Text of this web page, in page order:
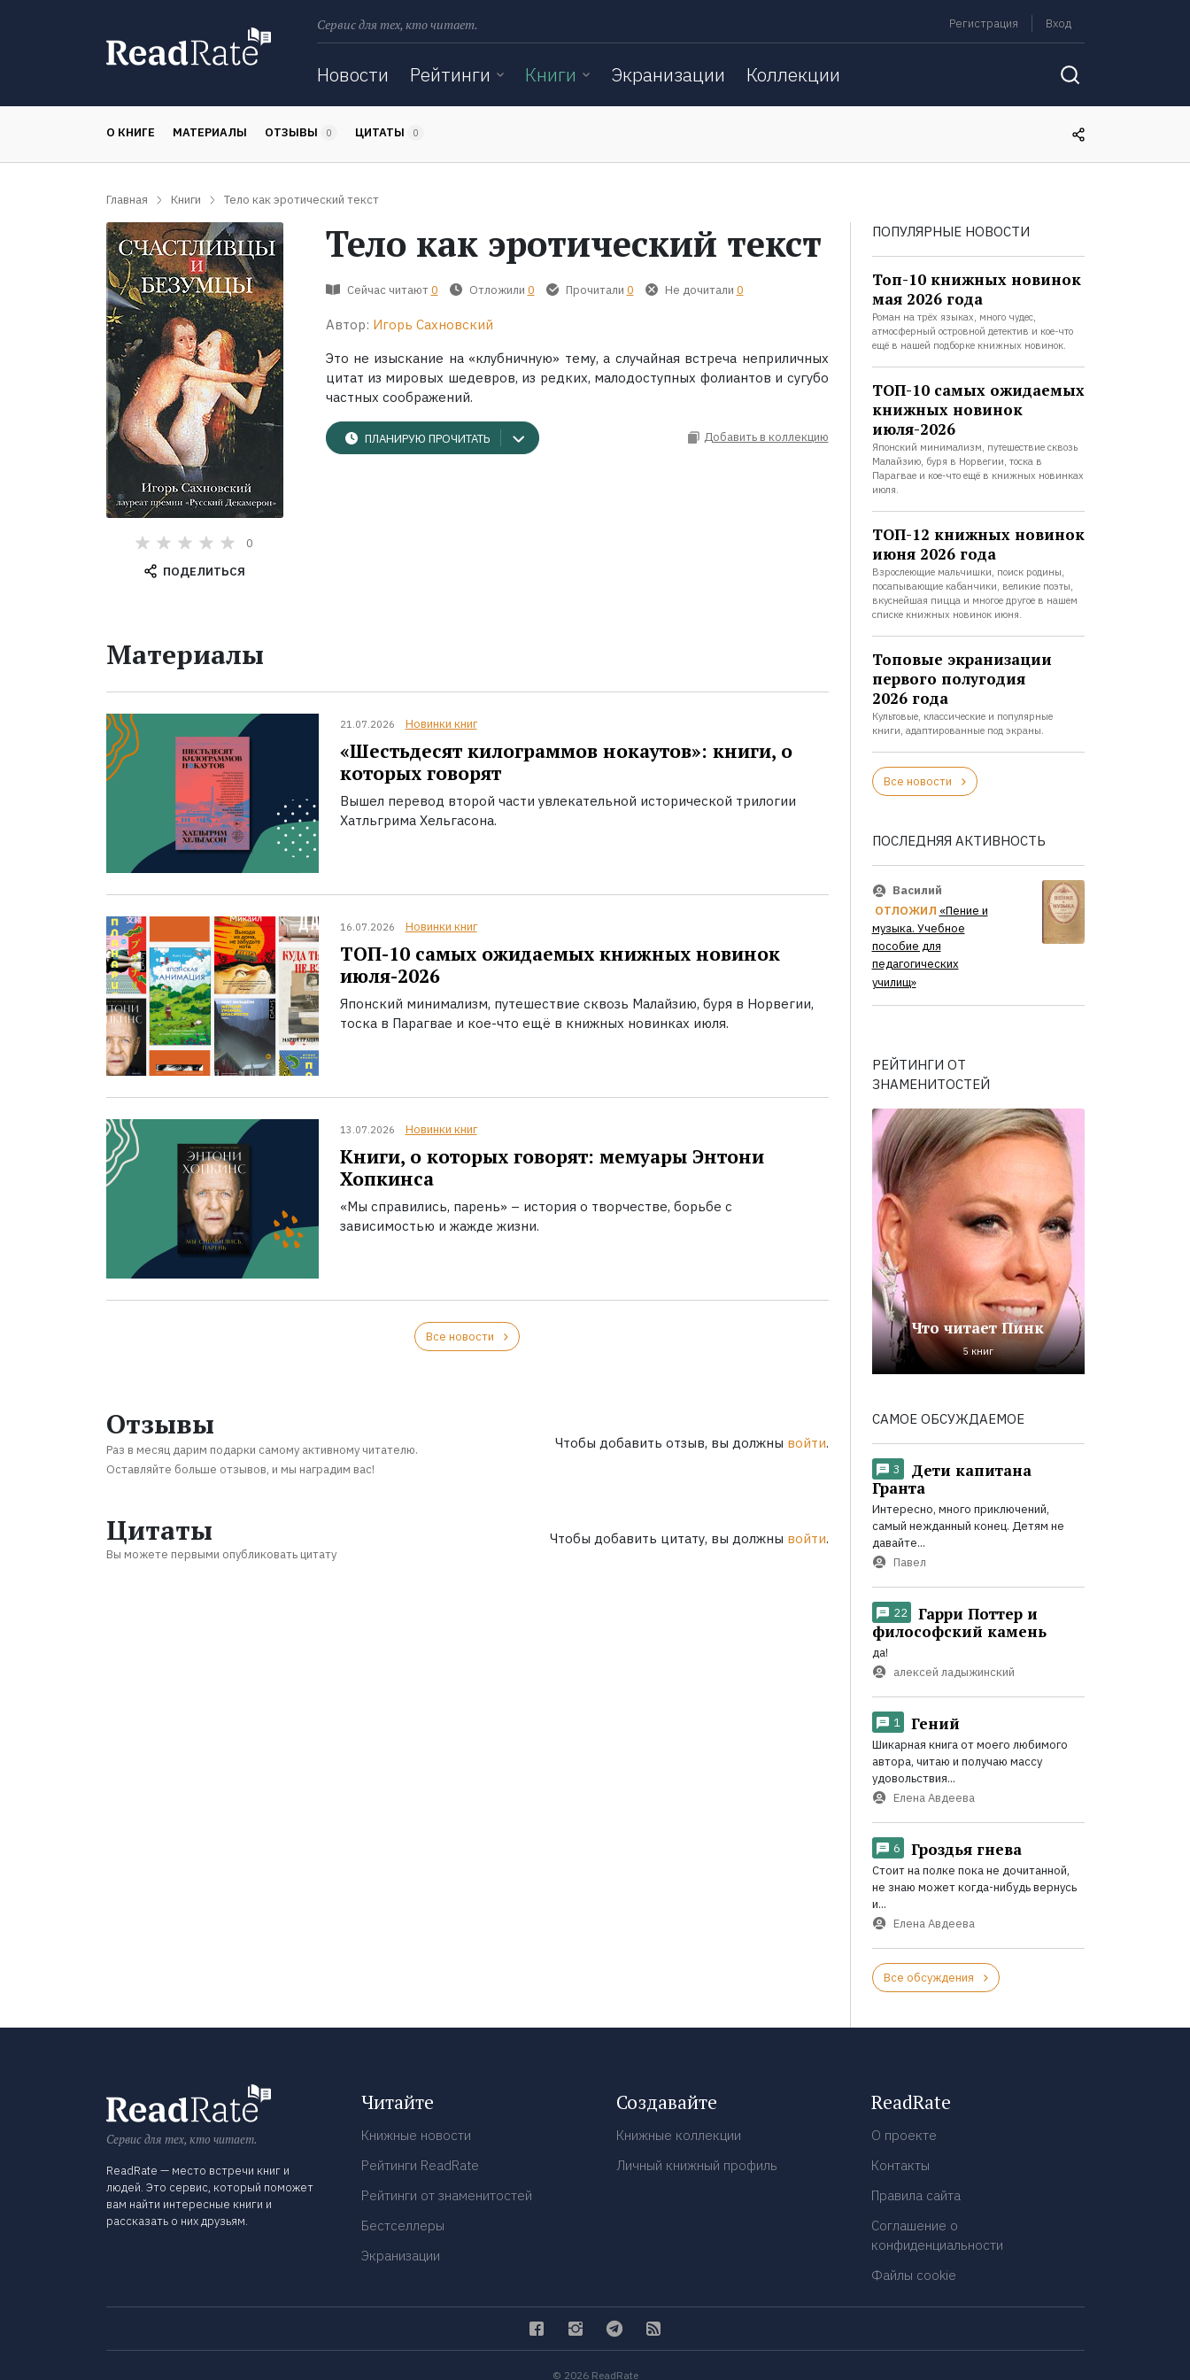
Сервис для тех, кто читает. Регистрация Вход
Новости Рейтинги Книги Экранизации Коллекции
О КНИГЕ МАТЕРИАЛЫ ОТЗЫВЫ 0 ЦИТАТЫ 0
Главная Книги Тело как эротический текст
0
ПОДЕЛИТЬСЯ
Тело как эротический текст
Сейчас читают 0 Отложили 0 Прочитали 0 Не дочитали 0
Автор: Игорь Сахновский
Это не изыскание на «клубничную» тему, а случайная встреча неприличных
цитат из мировых шедевров, из редких, малодоступных фолиантов и сугубо
частных соображений.
ПЛАНИРУЮ ПРОЧИТАТЬ Добавить в коллекцию
Материалы
21.07.2026 Новинки книг
«Шестьдесят килограммов нокаутов»: книги, о
которых говорят
Вышел перевод второй части увлекательной исторической трилогии
Хатльгрима Хельгасона.
16.07.2026 Новинки книг
ТОП-10 самых ожидаемых книжных новинок
июля-2026
Японский минимализм, путешествие сквозь Малайзию, буря в Норвегии,
тоска в Парагвае и кое-что ещё в книжных новинках июля.
13.07.2026 Новинки книг
Книги, о которых говорят: мемуары Энтони
Хопкинса
«Мы справились, парень» – история о творчестве, борьбе с
зависимостью и жажде жизни.
Все новости
Отзывы
Раз в месяц дарим подарки самому активному читателю.
Оставляйте больше отзывов, и мы наградим вас!
Чтобы добавить отзыв, вы должны войти.
Цитаты
Вы можете первыми опубликовать цитату
Чтобы добавить цитату, вы должны войти.
ПОПУЛЯРНЫЕ НОВОСТИ
Топ-10 книжных новинок
мая 2026 года
Роман на трёх языках, много чудес,
атмосферный островной детектив и кое-что
ещё в нашей подборке книжных новинок.
ТОП-10 самых ожидаемых
книжных новинок
июля-2026
Японский минимализм, путешествие сквозь
Малайзию, буря в Норвегии, тоска в
Парагвае и кое-что ещё в книжных новинках
июля.
ТОП-12 книжных новинок
июня 2026 года
Взрослеющие мальчишки, поиск родины,
посапывающие кабанчики, великие поэты,
вкуснейшая пицца и многое другое в нашем
списке книжных новинок июня.
Топовые экранизации
первого полугодия
2026 года
Культовые, классические и популярные
книги, адаптированные под экраны.
Все новости
ПОСЛЕДНЯЯ АКТИВНОСТЬ
Василий
ОТЛОЖИЛ «Пение и
музыка. Учебное
пособие для
педагогических
училищ»
РЕЙТИНГИ ОТ
ЗНАМЕНИТОСТЕЙ
Что читает Пинк
5 книг
САМОЕ ОБСУЖДАЕМОЕ
3
Дети капитана
Гранта
Интересно, много приключений,
самый нежданный конец. Детям не
давайте...
Павел
22
Гарри Поттер и
философский камень
да!
алексей ладыжинский
1 Гений
Шикарная книга от моего любимого
автора, читаю и получаю массу
удовольствия...
Елена Авдеева
6 Гроздья гнева
Стоит на полке пока не дочитанной,
не знаю может когда-нибудь вернусь
и...
Елена Авдеева
Все обсуждения
Сервис для тех, кто читает.
ReadRate — место встречи книг и
людей. Это сервис, который поможет
вам найти интересные книги и
рассказать о них друзьям.
Читайте
Книжные новости
Рейтинги ReadRate
Рейтинги от знаменитостей
Бестселлеры
Экранизации
Создавайте
Книжные коллекции
Личный книжный профиль
ReadRate
О проекте
Контакты
Правила сайта
Соглашение о
конфиденциальности
Файлы cookie
© 2026 ReadRate